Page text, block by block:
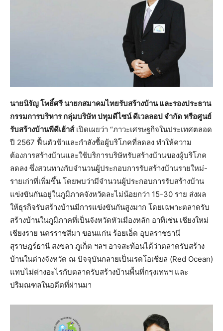
นายนิรัญ โพธิ์ศรี นายกสมาคมไทยรับสร้างบ้าน และรองประธาน
กรรมการบริหาร กลุ่มบริษัท ปทุมดีไซน์ ดีเวลลอป จำกัด หรือศูนย์
รับสร้างบ้านพีดีเฮ้าส์เปิดเผยว่า “ภาวะเศรษฐกิจในประเทศตลอด
ปี 2567 ฟื้นตัวช้าและกำลังซื้อผู้บริโภคที่ลดลง ทำให้ความ
ต้องการสร้างบ้านและใช้บริการบริษัทรับสร้างบ้านของผู้บริโภค
ลดลง ซึ่งสวนทางกับจำนวนผู้ประกอบการรับสร้างบ้านรายใหม่-
รายเก่าที่เพิ่มขึ้น โดยพบว่ามีจำนวนผู้ประกอบการรับสร้างบ้าน
แข่งขันกันอยู่ในภูมิภาคจังหวัดละไม่น้อยกว่า 15-30 ราย ส่งผล
ให้ธุรกิจรับสร้างบ้านมีการแข่งขันกันสูงมาก โดยเฉพาะตลาดรับ
สร้างบ้านในภูมิภาคที่เป็นจังหวัดหัวเมืองหลัก อาทิเช่น เชียงใหม่
เชียงราย นครราชสีมา ขอนแก่น ร้อยเอ็ด อุบลราชธานี
สุราษฎร์ธานี สงขลา ภูเก็ต ฯลฯ อาจสะท้อนได้ว่าตลาดรับสร้าง
บ้านในต่างจังหวัด ณ ปัจจุบันกลายเป็นเรดโอเชียล (Red Ocean)
แทบไม่ต่างอะไรกับตลาดรับสร้างบ้านพื้นที่กรุงเทพฯ และ
ปริมณฑลในอดีตที่ผ่านมา